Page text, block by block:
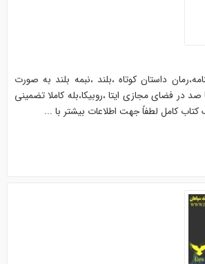
داستان کوتاه ،بلند ،نبمه بلند به صورت
در فضای مجازی ایتا ،روبیکا،بله کاملا تضمینی
کامل لطفاً جهت اطلاعات بیشتر با ...